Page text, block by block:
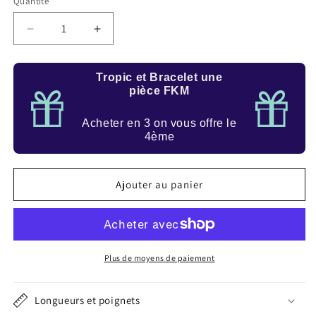
Quantité
Réduire
la
quantité
Bracelet
style
tropical
Augmenter
la
quantité
de
Bracelet
tropical
Tropic et Bracelet une
pièce FKM
Acheter en 3 on vous offre le
4ème
Ajouter au panier
Plus de moyens de paiement
Longueurs et poignets